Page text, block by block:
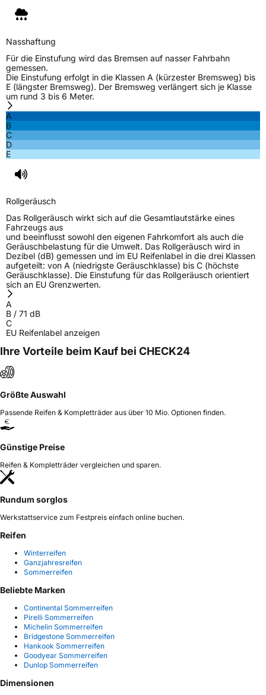
Nasshaftung
Für die Einstufung wird das Bremsen auf nasser Fahrbahn
gemessen.
Die Einstufung erfolgt in die Klassen A (kürzester Bremsweg) bis
E (längster Bremsweg). Der Bremsweg verlängert sich je Klasse
um rund 3 bis 6 Meter.
A
B
C
D
E
Rollgeräusch
Das Rollgeräusch wirkt sich auf die Gesamtlautstärke eines
Fahrzeugs aus
und beeinflusst sowohl den eigenen Fahrkomfort als auch die
Geräuschbelastung für die Umwelt. Das Rollgeräusch wird in
Dezibel (dB) gemessen und im EU Reifenlabel in die drei Klassen
aufgeteilt: von A (niedrigste Geräuschklasse) bis C (höchste
Geräuschklasse). Die Einstufung für das Rollgeräusch orientiert
sich an EU Grenzwerten.
A
B / 71 dB
C
EU Reifenlabel anzeigen
Ihre Vorteile beim Kauf bei CHECK24
Größte Auswahl
Passende Reifen & Kompletträder aus über 10 Mio. Optionen finden.
Günstige Preise
Reifen & Kompletträder vergleichen und sparen.
Rundum sorglos
Werkstattservice zum Festpreis einfach online buchen.
Reifen
Winterreifen
Ganzjahresreifen
Sommerreifen
Beliebte Marken
Continental Sommerreifen
Pirelli Sommerreifen
Michelin Sommerreifen
Bridgestone Sommerreifen
Hankook Sommerreifen
Goodyear Sommerreifen
Dunlop Sommerreifen
Dimensionen